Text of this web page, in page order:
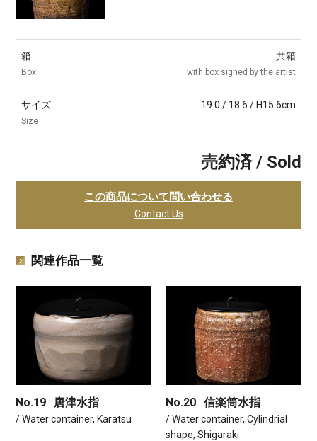
箱
Box
共箱
with box signed by the artist
サイズ
Size
19.0 / 18.6 / H15.6cm
売約済 / Sold
この商品について問い合わせる
Contact Us
関連作品一覧
No.19 唐津水指
/ Water container, Karatsu
No.20 信楽筒水指
/ Water container, Cylindrial
shape, Shigaraki